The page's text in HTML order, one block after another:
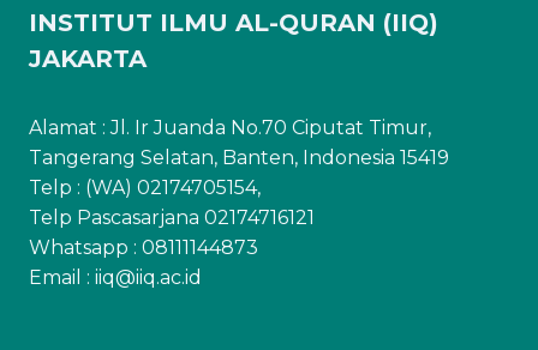
INSTITUT ILMU AL-QURAN (IIQ)
JAKARTA
Alamat : Jl. Ir Juanda No.70 Ciputat Timur,
Tangerang Selatan, Banten, Indonesia 15419
Telp : (WA) 02174705154,
Telp Pascasarjana 02174716121
Whatsapp : 08111144873
Email : iiq@iiq.ac.id